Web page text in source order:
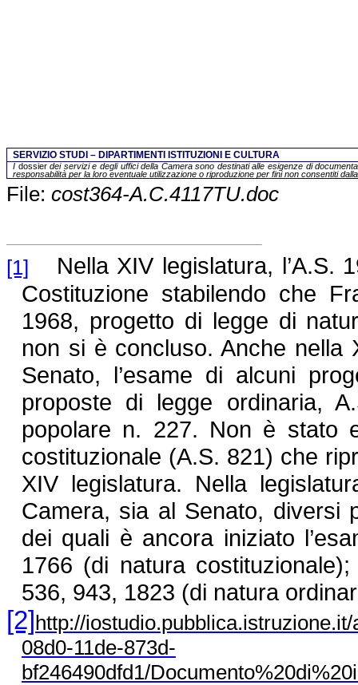
SERVIZIO STUDI – DIPARTIMENTI ISTITUZIONI E CULTURA
I dossierdei servizi e degli uffici della Camera sono destinati alle esigenze di
responsabilità per la loro eventuale utilizzazione o riproduzione per fini non consentiti
File: cost364-A.C.4117TU.doc
[1]
Nella XIV legislatura, l’A.S.
Costituzione stabilendo che
1968, progetto di legge di
non si è concluso. Anche nella
Senato, l’esame di alcuni
proposte di legge ordinaria,
popolare n. 227. Non è stato
costituzionale (A.S. 821) che
XIV legislatura. Nella
Camera, sia al Senato, diversi
dei quali è ancora iniziato
1766 (di natura
536, 943, 1823 (di natura
[2] http://
08d0-11de-873d-
bf246490dfd1/